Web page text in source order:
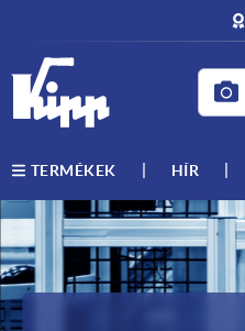
TERMÉKEK HÍR